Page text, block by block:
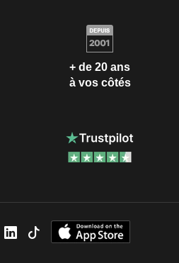
+ de 20 ans
à vos côtés